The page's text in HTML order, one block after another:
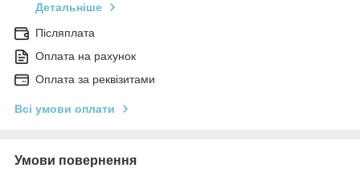
Детальніше
Післяплата
Оплата на рахунок
Оплата за реквізитами
Всі умови оплати
Умови повернення